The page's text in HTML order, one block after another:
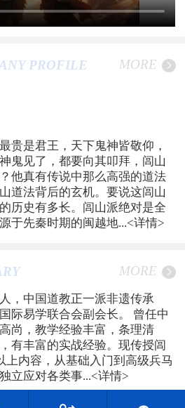
PROFILE MORE
贵是君王，天下鬼神皆敬仰，
鬼见了，都要向其叩拜，闾山
他真有传说中那么高强的道法
道法背后的玄机。要说这闾山
历史有多长。闾山派绝对是全
于先秦时期的闽越地...<详情>
MORE
，中国道教正一派非遗传承
际易学联合会副会长。 曾任中
尚，教学经验丰富，条理清
有丰富的实战经验。现传授闾
上内容，从基础入门到高级兵马
立应对各类事...<详情>